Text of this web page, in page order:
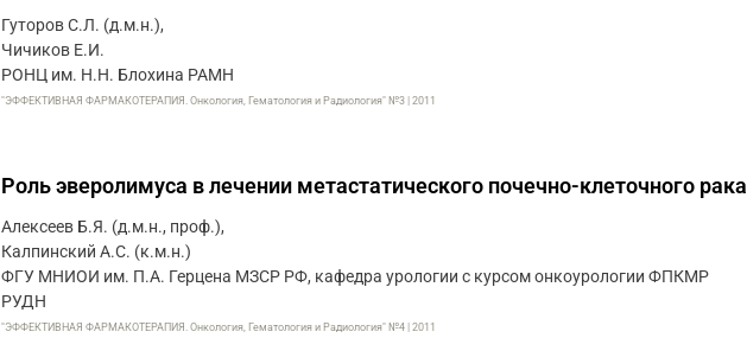
Гуторов С.Л. (д.м.н.),
Чичиков Е.И.
РОНЦ им. Н.Н. Блохина РАМН
"ЭФФЕКТИВНАЯ ФАРМАКОТЕРАПИЯ. Онкология, Гематология и Радиология" №3 | 2011
Роль эверолимуса в лечении метастатического почечно-клеточного рака
Алексеев Б.Я. (д.м.н., проф.),
Калпинский А.С. (к.м.н.)
ФГУ МНИОИ им. П.А. Герцена МЗСР РФ, кафедра урологии с курсом онкоурологии ФПКМР
РУДН
"ЭФФЕКТИВНАЯ ФАРМАКОТЕРАПИЯ. Онкология, Гематология и Радиология" №4 | 2011